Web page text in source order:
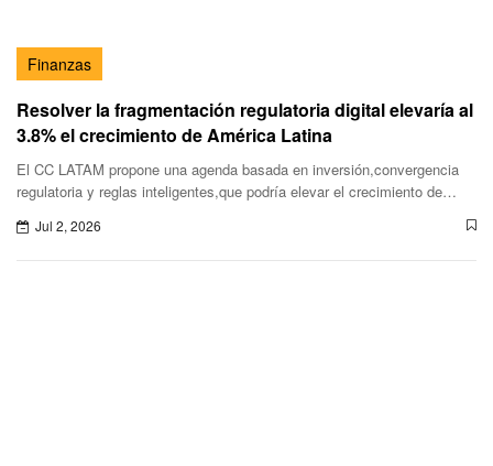
Finanzas
Resolver la fragmentación regulatoria digital elevaría al
3.8% el crecimiento de América Latina
El CC LATAM propone una agenda basada en inversión,convergencia
regulatoria y reglas inteligentes,que podría elevar el crecimiento de
Jul 2, 2026